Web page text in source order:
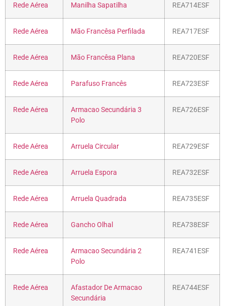
Rede Aérea Manilha Sapatilha REA714ESF
Rede Aérea Mão Francêsa Perfilada REA717ESF
Rede Aérea Mão Francêsa Plana REA720ESF
Rede Aérea Parafuso Francês REA723ESF
Rede Aérea
Armacao Secundária 3
Polo
REA726ESF
Rede Aérea Arruela Circular REA729ESF
Rede Aérea Arruela Espora REA732ESF
Rede Aérea Arruela Quadrada REA735ESF
Rede Aérea Gancho Olhal REA738ESF
Rede Aérea
Armacao Secundária 2
Polo
REA741ESF
Rede Aérea
Afastador De Armacao
Secundária
REA744ESF